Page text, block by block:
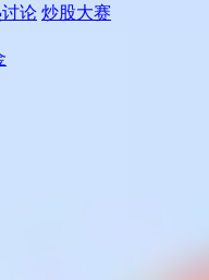
论 炒股大赛